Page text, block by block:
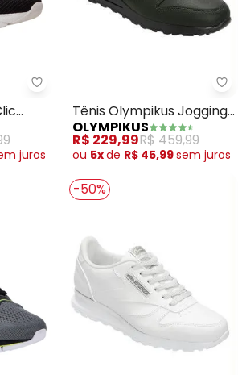
Olympikus - Tênis Olympikus
juros
Tênis Olympikus Jogging
100 (Preto)
OLYMPIKUS
R$ 229,99R$ 459,99
ou 5xde R$ 45,99sem juros
-50%